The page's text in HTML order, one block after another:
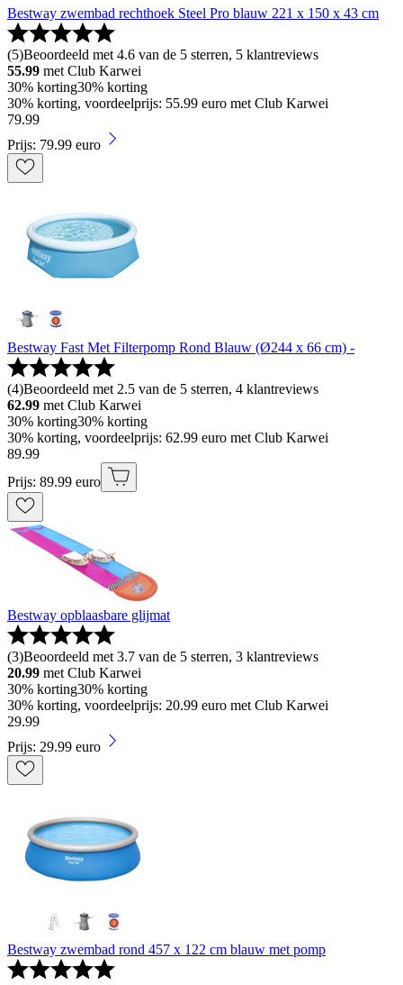
Bestway zwembad rechthoek Steel Pro blauw 221 x 150 x 43 cm
(5)Beoordeeld met 4.6 van de 5 sterren, 5 klantreviews
55.99 met Club Karwei
30% korting30% korting
30% korting, voordeelprijs: 55.99 euro met Club Karwei
79.99
Prijs: 79.99 euro
Bestway Fast Met Filterpomp Rond Blauw (Ø244 x 66 cm) -
(4)Beoordeeld met 2.5 van de 5 sterren, 4 klantreviews
62.99 met Club Karwei
30% korting30% korting
30% korting, voordeelprijs: 62.99 euro met Club Karwei
89.99
Prijs: 89.99 euro
Bestway opblaasbare glijmat
(3)Beoordeeld met 3.7 van de 5 sterren, 3 klantreviews
20.99 met Club Karwei
30% korting30% korting
30% korting, voordeelprijs: 20.99 euro met Club Karwei
29.99
Prijs: 29.99 euro
Bestway zwembad rond 457 x 122 cm blauw met pomp